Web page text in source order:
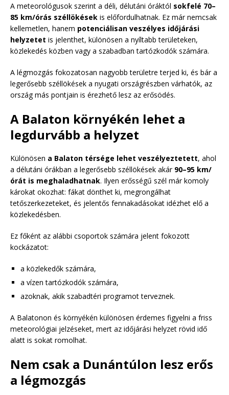
A meteorológusok szerint a déli, délutáni óráktól sokfelé 70–
85 km/órás széllökések is előfordulhatnak. Ez már nemcsak
kellemetlen, hanem potenciálisan veszélyes időjárási
helyzetet is jelenthet, különösen a nyíltabb területeken,
közlekedés közben vagy a szabadban tartózkodók számára.
A légmozgás fokozatosan nagyobb területre terjed ki, és bár a
legerősebb széllökések a nyugati országrészben várhatók, az
ország más pontjain is érezhető lesz az erősödés.
A Balaton környékén lehet a
legdurvább a helyzet
Különösen a Balaton térsége lehet veszélyeztetett, ahol
a délutáni órákban a legerősebb széllökések akár 90–95 km/
órát is meghaladhatnak. Ilyen erősségű szél már komoly
károkat okozhat: fákat dönthet ki, megrongálhat
tetőszerkezeteket, és jelentős fennakadásokat idézhet elő a
közlekedésben.
Ez főként az alábbi csoportok számára jelent fokozott
kockázatot:
a közlekedők számára,
a vízen tartózkodók számára,
azoknak, akik szabadtéri programot terveznek.
A Balatonon és környékén különösen érdemes figyelni a friss
meteorológiai jelzéseket, mert az időjárási helyzet rövid idő
alatt is sokat romolhat.
Nem csak a Dunántúlon lesz erős
a légmozgás